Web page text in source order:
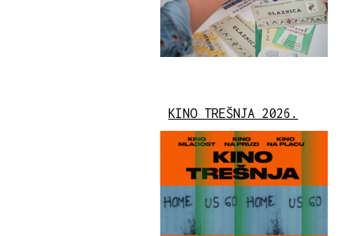
KINO TREŠNJA 2026.